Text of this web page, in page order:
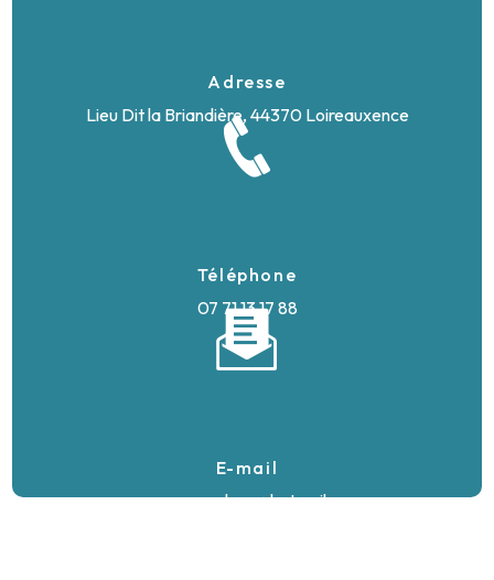
Adresse
Lieu Dit la Briandière, 44370 Loireauxence
Téléphone
07 71 13 17 88
E-mail
aerogomandrew@hotmail.com